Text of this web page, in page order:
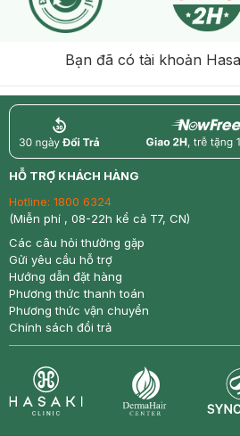
Bạn đã có tài khoản
return nowfree
HỖ TRỢ KHÁCH HÀNG
Hotline: 1800 6324
(Miễn phí , 08-22h kể cả T7, CN)
Các câu hỏi thường gặp
Gửi yêu cầu hỗ trợ
Hướng dẫn đặt hàng
Phương thức thanh toán
Phương thức vận chuyển
Chính sách đổi trả